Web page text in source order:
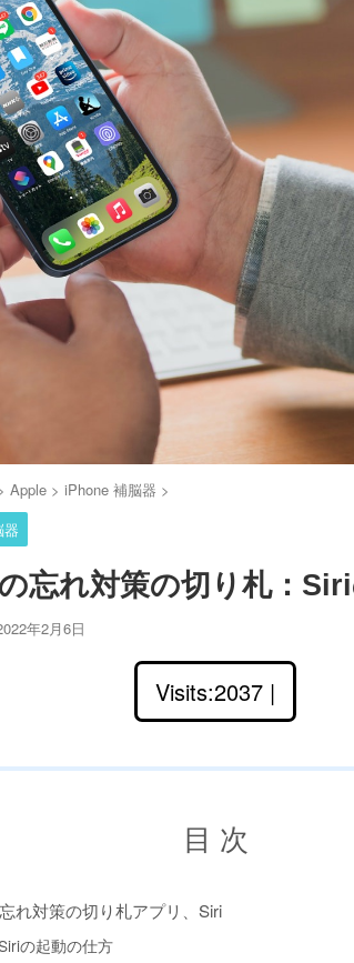
Apple > iPhone 補脳器 >
器
忘れ対策の切り札：
年2月6日
Visits:2037 |
目 次
れ対策の切り札アプリ、Siri
の起動の仕方